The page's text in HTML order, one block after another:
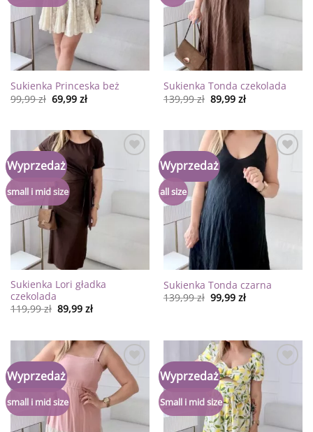
Sukienka Princeska beż
99,99zł 69,99 zł
Sukienka Tonda czekolada
139,99zł 89,99 zł
Wyprzedaż
small i mid size
życzeń
Sukienka Lori gładka
czekolada
119,99zł 89,99 zł
Wyprzedaż
all size
do
listy
życzeń
Sukienka Tonda czarna
139,99zł 99,99 zł
Wyprzedaż
small i mid size
Dodaj
do
listy
życzeń
Wyprzedaż
Small i mid size
życzeń